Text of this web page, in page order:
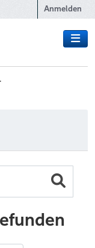
Anmelden